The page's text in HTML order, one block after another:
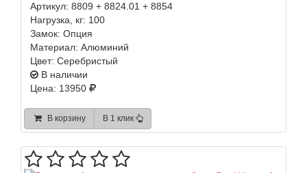
Артикул: 8809 + 8824.01 + 8854
Нагрузка, кг: 100
Замок: Опция
Материал: Алюминий
Цвет: Серебристый
В наличии
Цена: 13950
В корзину В 1 клик